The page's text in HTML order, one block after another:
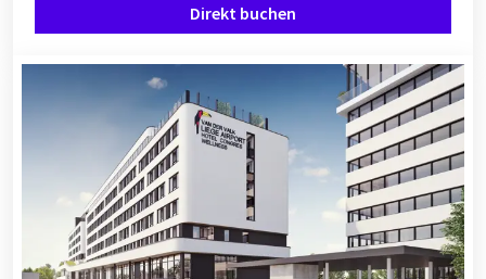
Direkt buchen